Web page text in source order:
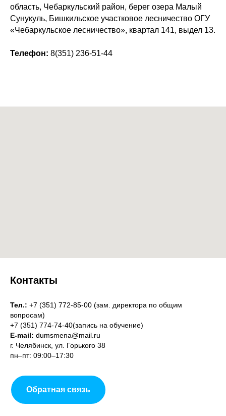
область, Чебаркульский район, берег озера Малый
Сунукуль, Бишкильское участковое лесничество ОГУ
«Чебаркульское лесничество», квартал 141, выдел 13.
Телефон: 8(351) 236-51-44
Контакты
Тел.: +7 (351) 772-85-00 (зам. директора по общим
вопросам)
+7 (351) 774-74-40(запись на обучение)
E-mail: dumsmena@mail.ru
г. Челябинск, ул. Горького 38
пн–пт: 09:00–17:30
Обратная связь